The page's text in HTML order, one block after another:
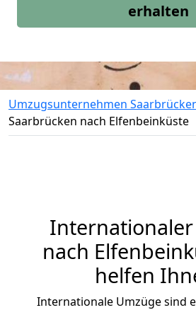
erhalten
Umzugsunternehmen
Saarbrücken nach Elfenbeinküste
nach
helfen
Internationale Umzüge sind